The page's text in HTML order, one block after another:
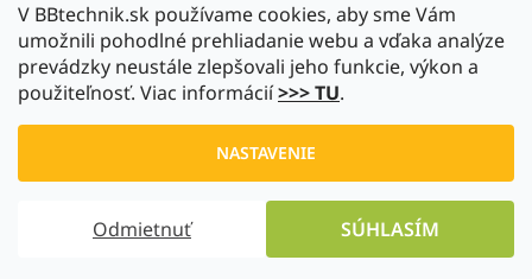
V BBtechnik.sk používame cookies, aby sme Vám
umožnili pohodlné prehliadanie webu a vďaka analýze
prevádzky neustále zlepšovali jeho funkcie, výkon a
použiteľnosť. Viac informácií>>> TU.
NASTAVENIE
Odmietnuť SÚHLASÍM
bbtechnik
https://www.youtube.com/@bb-techniks.r.o.7746
www.bbtechnik.sk. Všetky práva vyhradené.
Upraviť nastavenie cookies